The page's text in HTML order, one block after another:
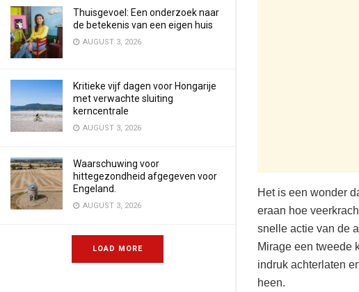
Thuisgevoel: Een onderzoek naar
de betekenis van een eigen huis
AUGUST 3, 2026
Kritieke vijf dagen voor Hongarije
met verwachte sluiting
kerncentrale
AUGUST 3, 2026
Waarschuwing voor
hittegezondheid afgegeven voor
Engeland.
AUGUST 3, 2026
LOAD MORE
Het is een wonder
eraan hoe
snelle actie van de
Mirage een tweede
indruk achterlaten
heen.